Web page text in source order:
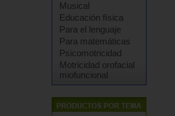
Musical
Educación física
Para el lenguaje
Para matemáticas
Psicomotricidad
Motricidad orofacial
miofuncional